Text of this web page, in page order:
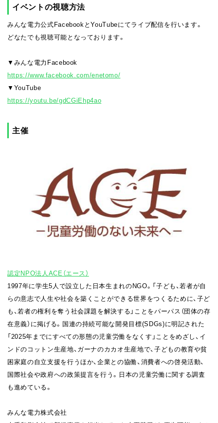
イベントの視聴方法
みんな電力公式FacebookとYouTubeにてライブ配信を行います。
どなたでも視聴可能となっております。
▼みんな電力Facebook
https://www.facebook.com/enetomo/
▼YouTube
https://youtu.be/gdCGiEhp4ao
主催
認定NPO法人ACE（エース）
1997年に学生5人で設立した日本生まれのNGO。「子ども、若者が自
らの意志で人生や社会を築くことができる世界をつくるために、子ど
も、若者の権利を奪う社会課題を解決する」ことをパーパス（団体の存
在意義）に掲げる。国連の持続可能な開発目標(SDGs)に明記された
「2025年までにすべての形態の児童労働をなくす」ことをめざし、イ
ンドのコットン生産地、ガーナのカカオ生産地で、子どもの教育や貧
困家庭の自立支援を行うほか、企業との協働、消費者への啓発活動、
国際社会や政府への政策提言を行う。日本の児童労働に関する調査
も進めている。
みんな電力株式会社